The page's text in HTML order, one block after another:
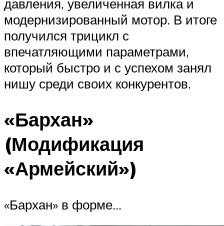
давления, увеличенная вилка и
модернизированный мотор. В итоге
получился трицикл с
впечатляющими параметрами,
который быстро и с успехом занял
нишу среди своих конкурентов.
«Бархан»
(Модификация
«Армейский»)
«Бархан» в форме…